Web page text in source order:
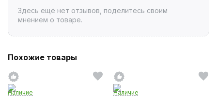
Здесь ещё нет отзывов, поделитесь своим
мнением о товаре.
Похожие товары
Наличие Наличие